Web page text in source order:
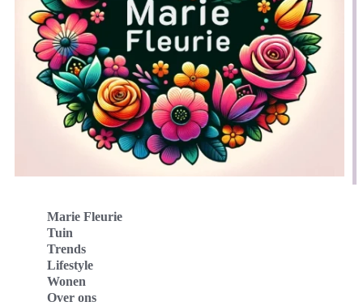
Marie Fleurie
Tuin
Trends
Lifestyle
Wonen
Over ons